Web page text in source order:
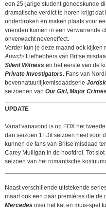
een 25-jarige student geneeskunde
dramatische verdict te horen krijgt
onderbroken en maken plaats voor
vrienden komen in een verwarrende
onverwacht neveneffect.
Verder kun je deze maand ook kijken
Auwch!Liefhebbers van Britse
Silent Witness en het eerste van de
Private Investigators. Fans van
bovennatuurlijkemisdaadserie
seizoenen van Our Girl, Major Crimes
UPDATE
Vanaf vanavond is op FOX het
dan seizoen 1! Dit seizoen heet voor
kunnen de fans van Britse misdaad
Carey Mulligan in de hoofdrol. Tot
seizoen van het romantische
Naast verschillende uitstekende
maart ook een paar premières die
Mercedes over het kat en muis-spel